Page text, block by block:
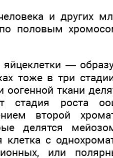
и других
половым
—
тоже в три
ткани
стадия роста
второй
делятся
клетка с
или